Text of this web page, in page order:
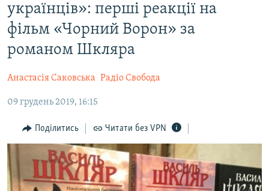
матеріалу
Перейти
до
основної
Перейти
до
ВІДЕО ТА ФОТО
ІНТЕРВ'Ю
ВСЕ ЗА ДЕНЬ
СПЕЦПРОЕКТИ
ДЕПОРТАЦІЯ
ЯК ОБІЙТИ БЛОКУВАННЯ
українців»: перші реакції на
фільм «Чорний Ворон» за
романом Шкляра
Анастасія Саковська Радіо Свобода
09 грудень 2019, 16:15
Поділитись Читати без VPN